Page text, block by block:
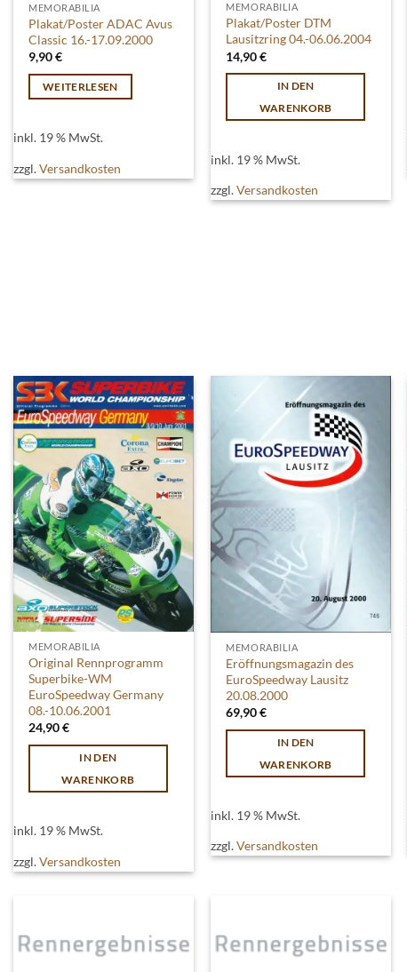
MEMORABILIA
Plakat/Poster ADAC Avus
Classic 16.-17.09.2000
9,90€
WEITERLESEN
inkl. 19 % MwSt.
zzgl.Versandkosten
MEMORABILIA
Plakat/Poster DTM
Lausitzring 04.-06.06.2004
14,90€
IN DEN
WARENKORB
inkl. 19 % MwSt.
zzgl.Versandkosten
MEMORABILIA
Original Rennprogramm
Superbike-WM
EuroSpeedway Germany
08.-10.06.2001
24,90€
IN DEN
WARENKORB
inkl. 19 % MwSt.
zzgl.Versandkosten
MEMORABILIA
Eröffnungsmagazin des
EuroSpeedway Lausitz
20.08.2000
69,90€
IN DEN
WARENKORB
inkl. 19 % MwSt.
zzgl.Versandkosten